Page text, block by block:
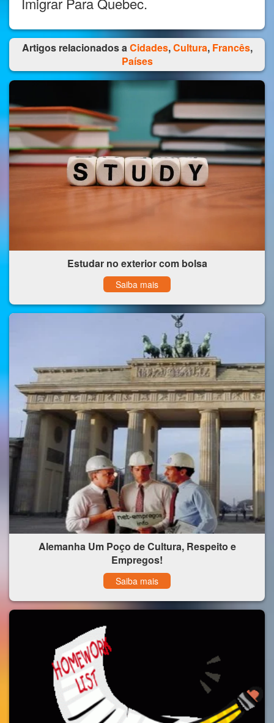
Artigos relacionados aCidades,Cultura, Francês,
Países
Estudar no exterior com bolsa
Saiba mais
Alemanha Um Poço de Cultura, Respeito e
Empregos!
Saiba mais